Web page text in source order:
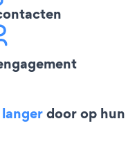
door op hun